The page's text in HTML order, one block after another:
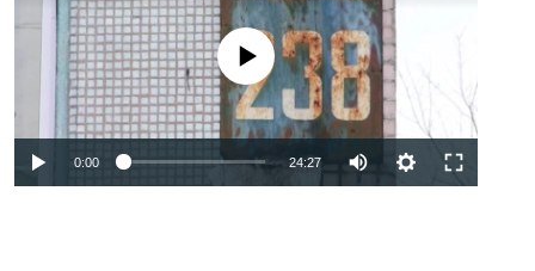
No media source currently available
0:00 24:27